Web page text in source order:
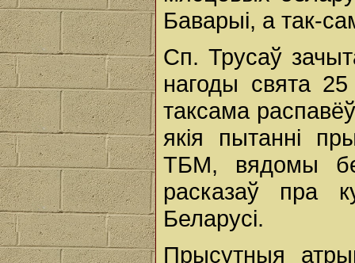
Баварыі, а так-
Сп. Трусаў
нагоды свята
таксама
якія пытанні
ТБМ, вядомы
расказаў пра
Беларусі.
Прысутныя